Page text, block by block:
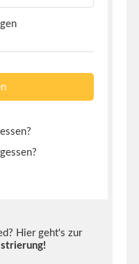
Hier geht's zur
!